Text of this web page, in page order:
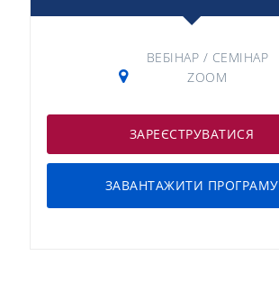
ВЕБІНАР / СЕМІНАР
ZOOM
ЗАРЕЄСТРУВАТИСЯ
ЗАВАНТАЖИТИ ПРОГРАМУ